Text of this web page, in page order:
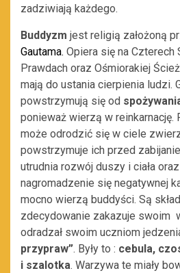
zadziwiają każdego.
Buddyzm jest religią założoną
Gautama. Opiera się na Czterech
Prawdach oraz Ośmiorakiej
mają do ustania cierpienia ludzi.
powstrzymują się od
ponieważ wierzą w reinkarnację.
może odrodzić się w ciele
powstrzymuje ich przed
utrudnia rozwój duszy i ciała
nagromadzenie się negatywnej
mocno wierzą buddyści. Są
zdecydowanie zakazuje swoim
odradzał swoim uczniom
przypraw”. Były to : cebula,
i szalotka. Warzywa te miały